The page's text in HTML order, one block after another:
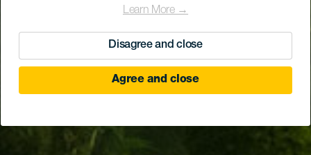
Learn More →
Disagree and close
Agree and close